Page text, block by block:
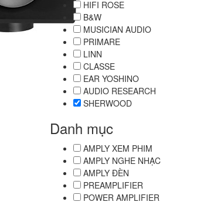
HIFI ROSE
B&W
MUSICIAN AUDIO
PRIMARE
LINN
CLASSE
EAR YOSHINO
AUDIO RESEARCH
SHERWOOD
Danh mục
AMPLY XEM PHIM
AMPLY NGHE NHẠC
AMPLY ĐÈN
PREAMPLIFIER
POWER AMPLIFIER